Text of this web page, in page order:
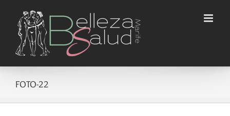
contenido
FOTO-22